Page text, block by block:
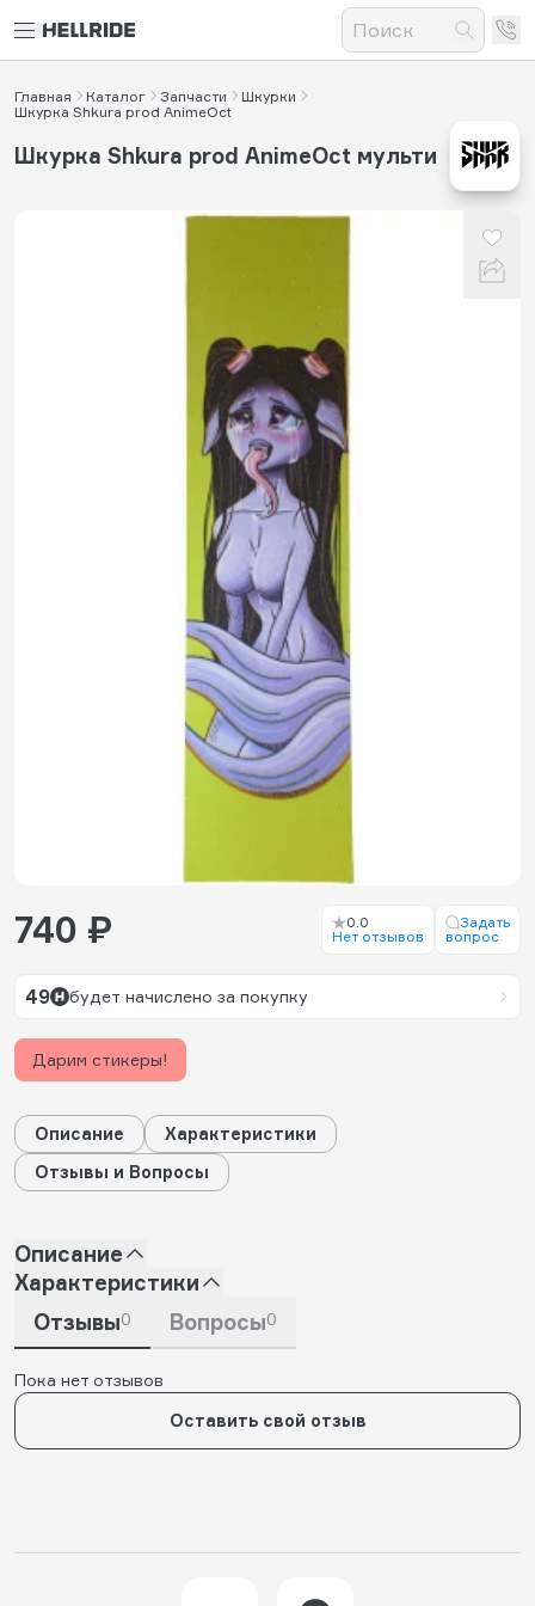
Главная Каталог Запчасти
Шкурки
Шкурка Shkurа рrоd AnimeOct
Шкурка Shkurа рrоd AnimeOct мульти
740 ₽
0.0
Нет отзывов
Задать
вопрос
49 будет начислено за покупку
Дарим стикеры!
Описание
Характеристики
Отзывы и Вопросы
Описание
Характеристики
Отзывы0 Вопросы0
Пока нет отзывов
Оставить свой отзыв